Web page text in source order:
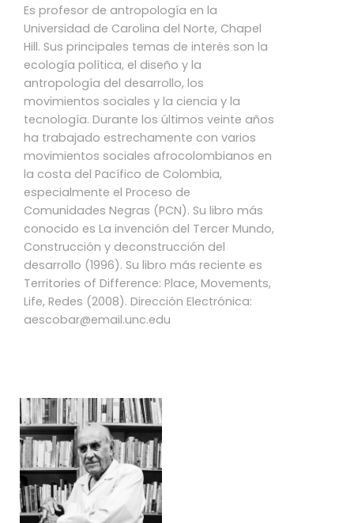
Es profesor de antropología en la
Universidad de Carolina del Norte, Chapel
Hill. Sus principales temas de interés son la
ecología política, el diseño y la
antropología del desarrollo, los
movimientos sociales y la ciencia y la
tecnología. Durante los últimos veinte años
ha trabajado estrechamente con varios
movimientos sociales afrocolombianos en
la costa del Pacífico de Colombia,
especialmente el Proceso de
Comunidades Negras (PCN). Su libro más
conocido es La invención del Tercer Mundo,
Construcción y deconstrucción del
desarrollo (1996). Su libro más reciente es
Territories of Difference: Place, Movements,
Life, Redes (2008). Dirección Electrónica:
aescobar@email.unc.edu